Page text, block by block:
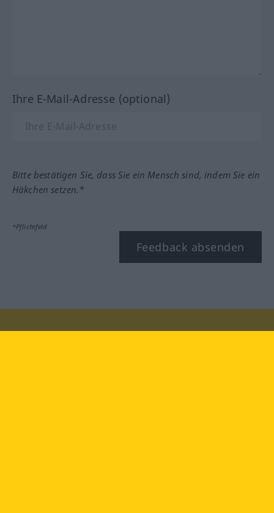
Ihre E-Mail-Adresse (optional)
Bitte bestätigen Sie, dass Sie ein Mensch sind, indem Sie ein
Häkchen setzen.*
*Pflichtfeld
Feedback absenden